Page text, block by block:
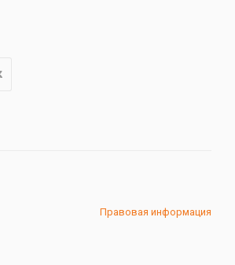
Правовая информация